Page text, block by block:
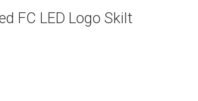
FC LED Logo Skilt